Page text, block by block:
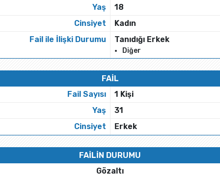
Yaş
18
Cinsiyet
Kadın
Fail ile İlişki Durumu
Tanıdığı Erkek
Diğer
FAİL
Fail Sayısı
1 Kişi
Yaş
31
Cinsiyet
Erkek
FAİLİN DURUMU
Gözaltı